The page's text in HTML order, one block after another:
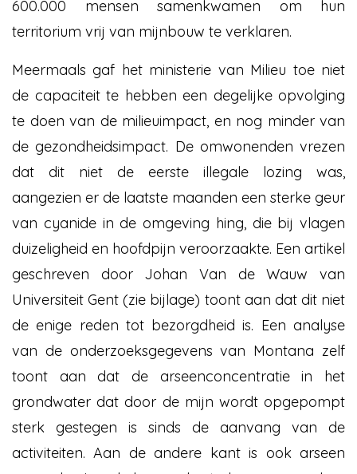
600.000 mensen samenkwamen om hun
territorium vrij van mijnbouw te verklaren.
Meermaals gaf het ministerie van Milieu toe niet
de capaciteit te hebben een degelijke opvolging
te doen van de milieuimpact, en nog minder van
de gezondheidsimpact. De omwonenden vrezen
dat dit niet de eerste illegale lozing was,
aangezien er de laatste maanden een sterke geur
van cyanide in de omgeving hing, die bij vlagen
duizeligheid en hoofdpijn veroorzaakte. Een artikel
geschreven door Johan Van de Wauw van
Universiteit Gent (zie bijlage) toont aan dat dit niet
de enige reden tot bezorgdheid is. Een analyse
van de onderzoeksgegevens van Montana zelf
toont aan dat de arseenconcentratie in het
grondwater dat door de mijn wordt opgepompt
sterk gestegen is sinds de aanvang van de
activiteiten. Aan de andere kant is ook arseen